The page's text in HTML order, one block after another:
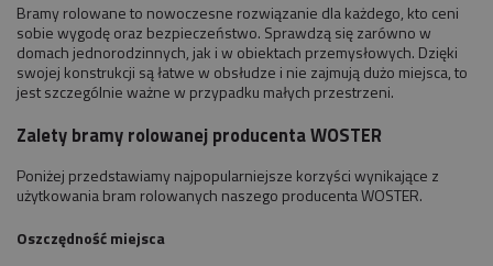
Bramy rolowane to nowoczesne rozwiązanie dla każdego, kto ceni
sobie wygodę oraz bezpieczeństwo. Sprawdzą się zarówno w
domach jednorodzinnych, jak i w obiektach przemysłowych. Dzięki
swojej konstrukcji są łatwe w obsłudze i nie zajmują dużo miejsca, to
jest szczególnie ważne w przypadku małych przestrzeni.
Zalety bramy rolowanej producenta WOSTER
Poniżej przedstawiamy najpopularniejsze korzyści wynikające z
użytkowania bram rolowanych naszego producenta WOSTER.
Oszczędność miejsca